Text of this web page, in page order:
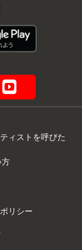
ィストを呼びた
方
リシー